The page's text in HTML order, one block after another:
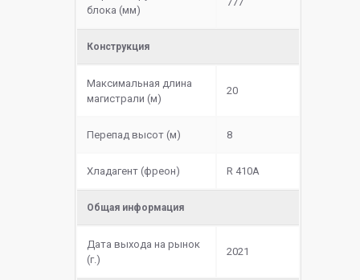
блока (мм)
Конструкция
Максимальная длина
магистрали (м)
20
Перепад высот (м) 8
Хладагент (фреон) R 410A
Общая информация
Дата выхода на рынок
(г.)
2021